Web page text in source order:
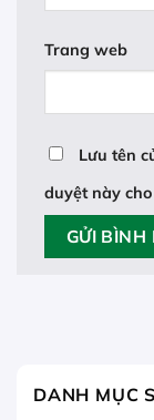
Trang web
Lưu tên
duyệt này
DANH MỤC